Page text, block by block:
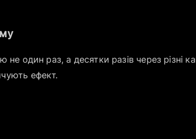
не один раз, а десятки разів через різні
ефект.